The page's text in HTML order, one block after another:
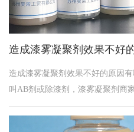
运行。石灰水在水的预处理中有
造成漆雾凝聚剂效果不好
造成漆雾凝聚剂效果不好的原因
叫AB剂或除漆剂，漆雾凝聚剂商
雾凝聚剂有发生除漆效果不好的
不当的情况引起的，除此之外也